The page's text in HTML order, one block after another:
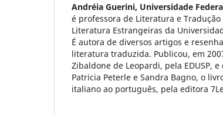
Andréia Guerini, Universidade
é professora de Literatura e
Literatura Estrangeiras da
É autora de diversos artigos e
literatura traduzida. Publicou, em
Zibaldone de Leopardi, pela EDUSP,
Patricia Peterle e Sandra Bagno, o
italiano ao português, pela editora